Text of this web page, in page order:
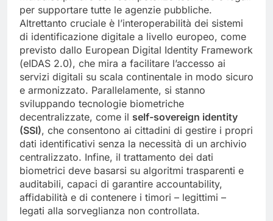
per supportare tutte le agenzie pubbliche.
Altrettanto cruciale è l’interoperabilità dei sistemi
di identificazione digitale a livello europeo, come
previsto dallo European Digital Identity Framework
(eIDAS 2.0), che mira a facilitare l’accesso ai
servizi digitali su scala continentale in modo sicuro
e armonizzato. Parallelamente, si stanno
sviluppando tecnologie biometriche
decentralizzate, come il self-sovereign identity
(SSI), che consentono ai cittadini di gestire i propri
dati identificativi senza la necessità di un archivio
centralizzato. Infine, il trattamento dei dati
biometrici deve basarsi su algoritmi trasparenti e
auditabili, capaci di garantire accountability,
affidabilità e di contenere i timori – legittimi –
legati alla sorveglianza non controllata.